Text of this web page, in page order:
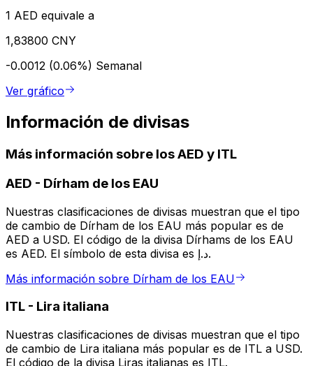
1 AED equivale a
1,83800 CNY
-0.0012 (0.06%) Semanal
Ver gráfico
Información de divisas
Más información sobre los AED y ITL
AED - Dírham de los EAU
Nuestras clasificaciones de divisas muestran que el tipo
de cambio de Dírham de los EAU más popular es de
AED a USD. El código de la divisa Dírhams de los EAU
es AED. El símbolo de esta divisa es د.إ.
Más información sobre Dírham de los EAU
ITL - Lira italiana
Nuestras clasificaciones de divisas muestran que el tipo
de cambio de Lira italiana más popular es de ITL a USD.
El código de la divisa Liras italianas es ITL.